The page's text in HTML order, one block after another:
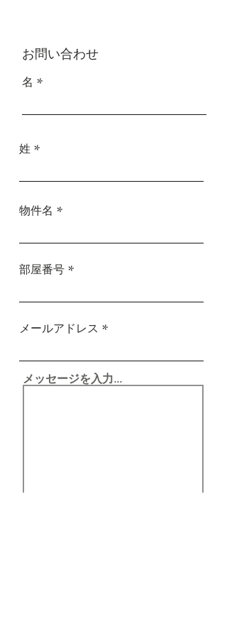
お問い合わせ
名
姓
物件名
部屋番号
メールアドレス
メッセージを入力...